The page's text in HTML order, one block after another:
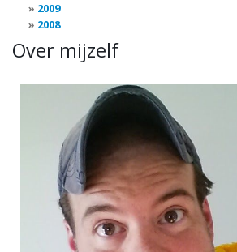
2009
2008
Over mijzelf